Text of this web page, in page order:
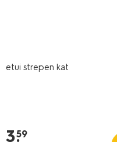
etui strepen kat
3.
59